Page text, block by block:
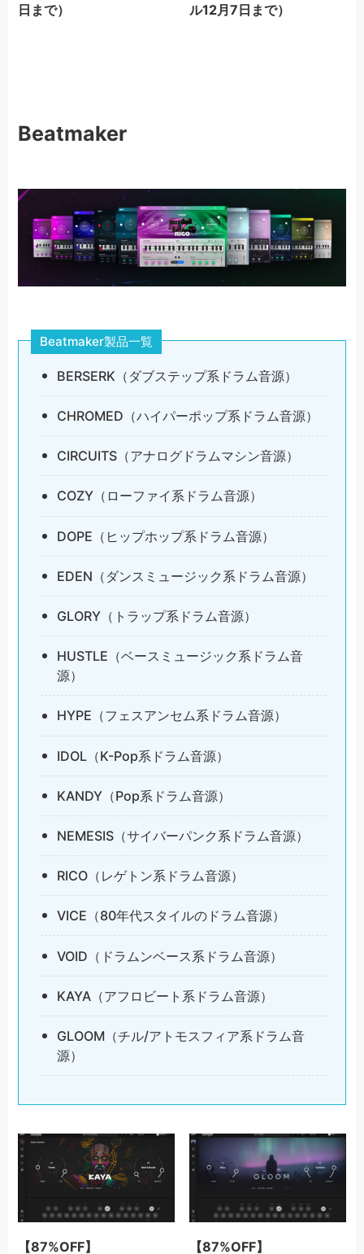
日まで）
ル12月7日まで）
Beatmaker
Beatmaker製品一覧
BERSERK（ダブステップ系ドラム音源）
CHROMED（ハイパーポップ系ドラム音源）
CIRCUITS（アナログドラムマシン音源）
COZY（ローファイ系ドラム音源）
DOPE（ヒップホップ系ドラム音源）
EDEN（ダンスミュージック系ドラム音源）
GLORY（トラップ系ドラム音源）
HUSTLE（ベースミュージック系ドラム音
源）
HYPE（フェスアンセム系ドラム音源）
IDOL（K-Pop系ドラム音源）
KANDY（Pop系ドラム音源）
NEMESIS（サイバーパンク系ドラム音源）
RICO（レゲトン系ドラム音源）
VICE（80年代スタイルのドラム音源）
VOID（ドラムンベース系ドラム音源）
KAYA（アフロビート系ドラム音源）
GLOOM（チル/アトモスフィア系ドラム音
源）
【87%OFF】
【87%OFF】